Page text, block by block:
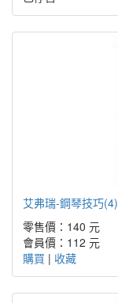
艾弗瑞-鋼琴技巧(4)
零售價：140 元
會員價：112 元
購買 | 收藏